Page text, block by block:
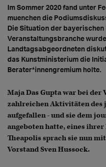
Im Sommer 2020 fand unter
muenchen die
Die Situation der bayerischen
Veranstaltungsbranche
Landtagsabgeordneten
das Kunstministerium die
Berater*innengremium holte.
Maja Das Gupta war bei der
zahlreichen Aktivitäten
aufgefallen - und sie dem
angeboten hatte, eines
Theapolis sprach sie nun
Vorstand Sven Hussock.